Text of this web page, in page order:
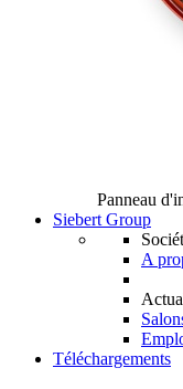
Panneau
Siebert Group
A
Téléchargements